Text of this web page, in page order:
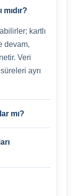
kartlı
devam,
Veri
ayrı
mı?